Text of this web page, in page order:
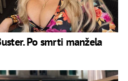
Po smrti manžela